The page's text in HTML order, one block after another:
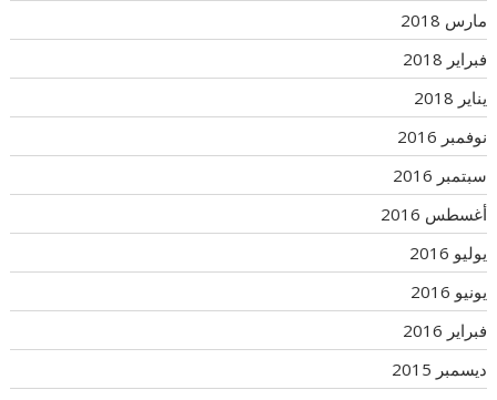
مارس 2018
فبراير 2018
يناير 2018
نوفمبر 2016
سبتمبر 2016
أغسطس 2016
يوليو 2016
يونيو 2016
فبراير 2016
ديسمبر 2015